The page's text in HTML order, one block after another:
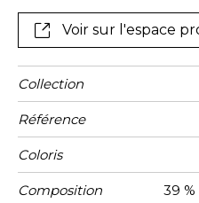
Voir sur l'espace
Collection
Référence
Coloris
Composition 39 %